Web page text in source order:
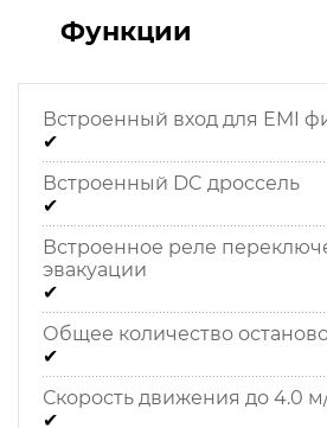
Функции
Встроенный вход для EMI
✔
Встроенный DC дроссель
✔
Встроенное реле
эвакуации
✔
Общее количество
✔
Скорость движения до 4.0
✔